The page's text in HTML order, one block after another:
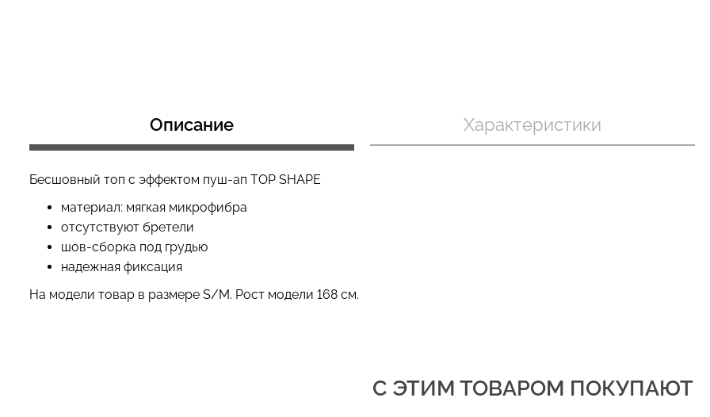
Описание Характеристики
Бесшовный топ с эффектом пуш-ап TOP SHAPE
материал: мягкая микрофибра
отсутствуют бретели
шов-сборка под грудью
надежная фиксация
На модели товар в размере S/M. Рост модели 168 см.
С ЭТИМ ТОВАРОМ ПОКУПАЮТ